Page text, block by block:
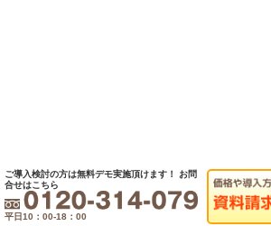
ご導入検討の方は無料デモ実施頂けます！
お問
合せはこちら
平日10：00-18：00